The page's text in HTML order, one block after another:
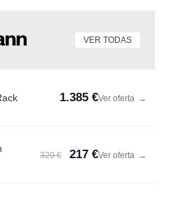
VER TODAS
1.385 €Ver oferta →
320 € 217 €Ver oferta →